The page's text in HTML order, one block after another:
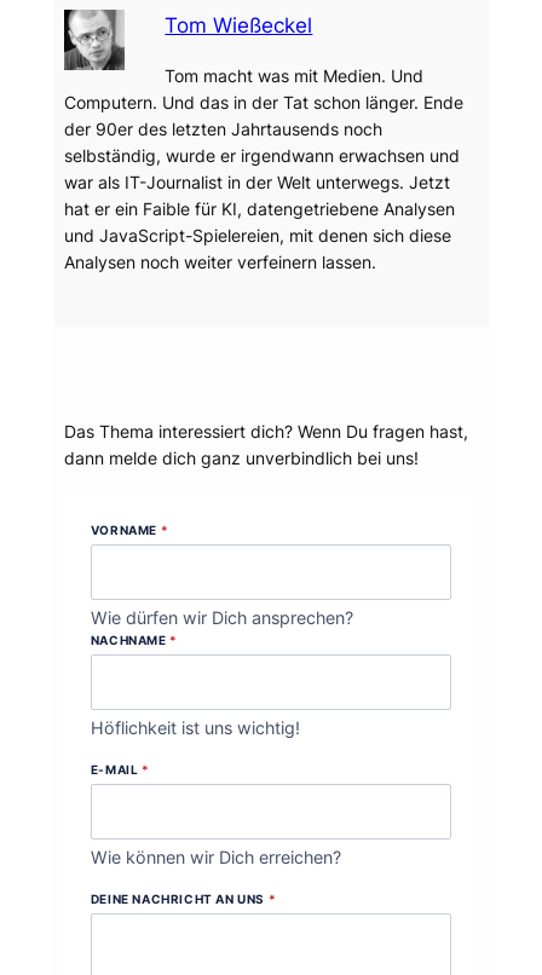
Tom Wießeckel
Tom macht was mit Medien. Und
Computern. Und das in der Tat schon länger. Ende
der 90er des letzten Jahrtausends noch
selbständig, wurde er irgendwann erwachsen und
war als IT-Journalist in der Welt unterwegs. Jetzt
hat er ein Faible für KI, datengetriebene Analysen
und JavaScript-Spielereien, mit denen sich diese
Analysen noch weiter verfeinern lassen.
Das Thema interessiert dich? Wenn Du fragen hast,
dann melde dich ganz unverbindlich bei uns!
VORNAME *
Wie dürfen wir Dich ansprechen?
NACHNAME *
Höflichkeit ist uns wichtig!
E-MAIL *
Wie können wir Dich erreichen?
DEINE NACHRICHT AN UNS *